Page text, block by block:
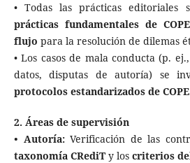
• Todas las prácticas
prácticas fundamentales de COPE
flujo para la resolución de dilemas
• Los casos de mala conducta (p.
datos, disputas de autoría) se
protocolos estandarizados de COPE
2. Áreas de supervisión
• Autoría:Verificación de las
taxonomía CRediTy los criterios